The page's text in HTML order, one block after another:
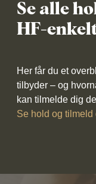
Se alle
HF-
Her får du et
tilbyder – og
kan tilmelde dig
Se hold og tilmeld